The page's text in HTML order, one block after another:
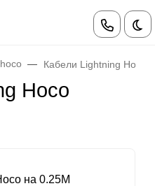
Кабели Lightning Hoco
Hoco
на 0.25М